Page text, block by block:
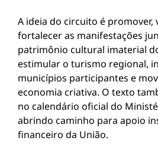
A ideia do circuito é promover,
fortalecer as manifestações
patrimônio cultural imaterial
estimular o turismo regional,
municípios participantes e
economia criativa. O texto
no calendário oficial do
abrindo caminho para apoio
financeiro da União.